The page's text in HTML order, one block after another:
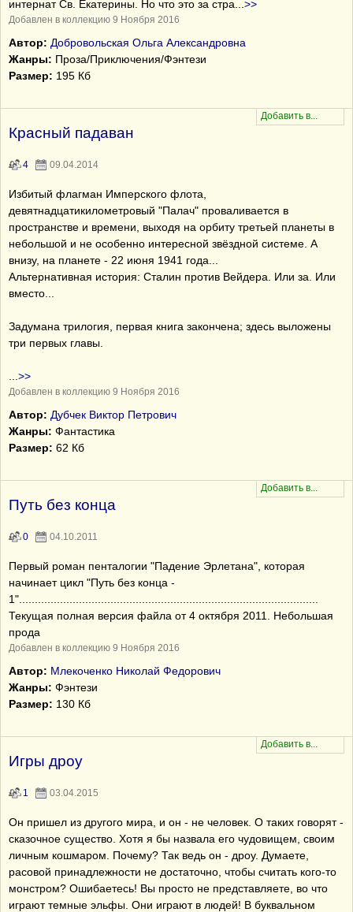
интернат Св. Екатерины. Но что это за стра >>
Добавлен в коллекцию 9 Ноября 2016
Автор: Добровольская Ольга Александровна
Жанры: Проза/Приключения/Фэнтези
Размер: 195 Кб
Красный падаван
4 09.04.2014
Избитый флагман Имперского флота,
девятнадцатикилометровый "Палач" проваливается в
пространстве и времени, выходя на орбиту третьей планеты в
небольшой и не особенно интересной звёздной системе. А
внизу, на планете - 22 июня 1941 года...
Альтернативная история: Сталин против Вейдера. Или за. Или
вместо...
Задумана трилогия, первая книга закончена; здесь выложены
три первых главы.
>>
Добавлен в коллекцию 9 Ноября 2016
Автор: Дубчек Виктор Петрович
Жанры: Фантастика
Размер: 62 Кб
Путь без конца
0 04.10.2011
Первый роман пенталогии "Падение Эрлетана", которая
начинает цикл "Путь без конца -
1"...............................................................................................
Текущая полная версия файла от 4 октября 2011. Небольшая
прода
Добавлен в коллекцию 9 Ноября 2016
Автор: Млекоченко Николай Федорович
Жанры: Фэнтези
Размер: 130 Кб
Игры дроу
1 03.04.2015
Он пришел из другого мира, и он - не человек. О таких говорят -
сказочное существо. Хотя я бы назвала его чудовищем, своим
личным кошмаром. Почему? Так ведь он - дроу. Думаете,
расовой принадлежности не достаточно, чтобы считать кого-то
монстром? Ошибаетесь! Вы просто не представляете, во что
играют темные эльфы. Они играют в людей! В буквальном